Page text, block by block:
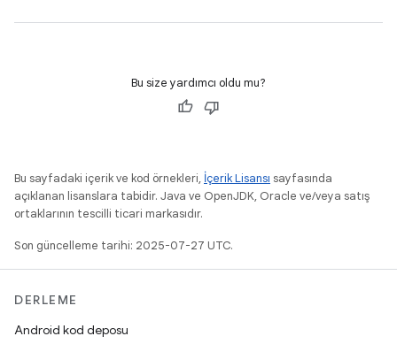
Bu size yardımcı oldu mu?
Bu sayfadaki içerik ve kod örnekleri, İçerik Lisansı sayfasında
açıklanan lisanslara tabidir. Java ve OpenJDK, Oracle ve/veya satış
ortaklarının tescilli ticari markasıdır.
Son güncelleme tarihi: 2025-07-27 UTC.
DERLEME
Android kod deposu